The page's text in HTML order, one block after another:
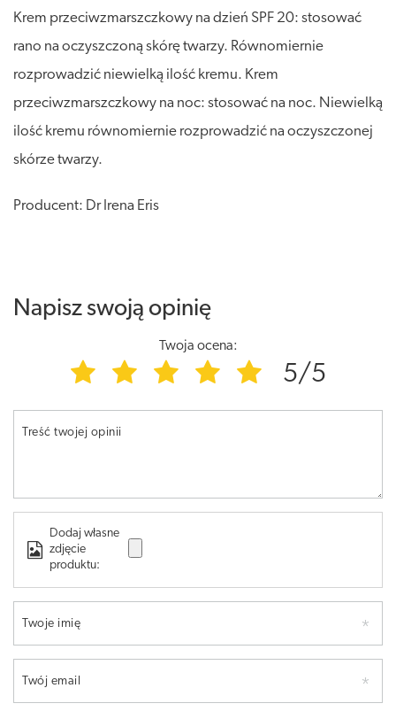
Krem przeciwzmarszczkowy na dzień SPF 20: stosować
rano na oczyszczoną skórę twarzy. Równomiernie
rozprowadzić niewielką ilość kremu. Krem
przeciwzmarszczkowy na noc: stosować na noc. Niewielką
ilość kremu równomiernie rozprowadzić na oczyszczonej
skórze twarzy.
Producent: Dr Irena Eris
Napisz swoją opinię
Twoja ocena:
5/5
Treść twojej opinii
Dodaj własne
zdjęcie
produktu:
Twoje imię
Twój email